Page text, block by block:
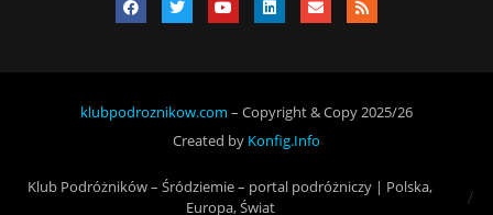
klubpodroznikow.com – Copyright & Copy 2025/26
Created by Konfig.Info
Klub Podróżników – Śródziemie – portal podróżniczy | Polska,
Europa, Świat